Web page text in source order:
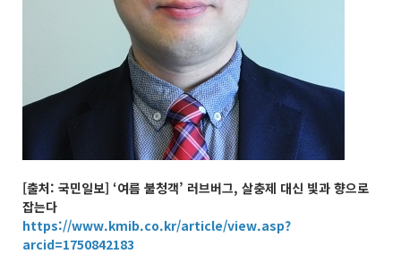
[출처: 국민일보] ‘여름 불청객’ 러브버그, 살충제 대신 빛과 향으로
잡는다
https://www.kmib.co.kr/article/view.asp?
arcid=1750842183